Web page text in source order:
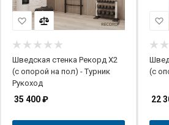
Шведская стенка Рекорд X2
(с опорой на пол) - Турник
Рукоход
35 400₽
(с
22